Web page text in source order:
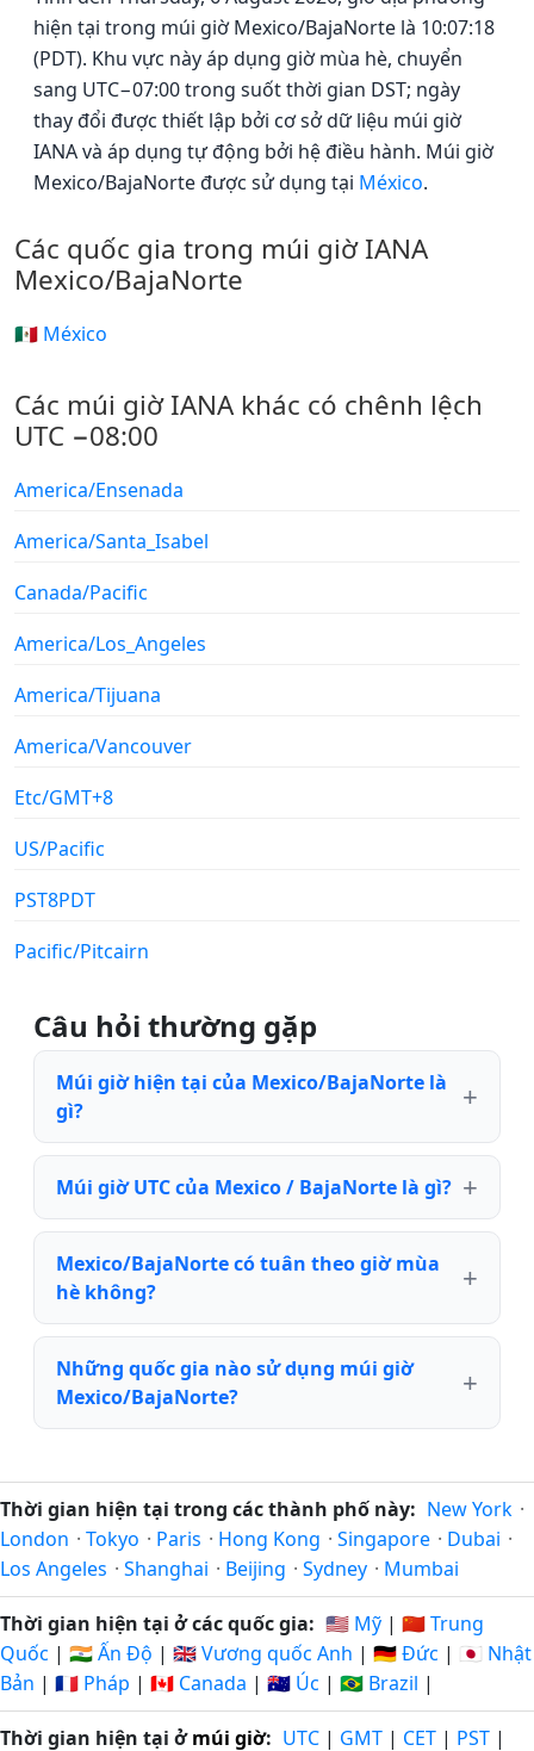
hiện tại trong múi giờ Mexico/BajaNorte là 10:07:18
(PDT). Khu vực này áp dụng giờ mùa hè, chuyển
sang UTC−07:00 trong suốt thời gian DST; ngày
thay đổi được thiết lập bởi cơ sở dữ liệu múi giờ
IANA và áp dụng tự động bởi hệ điều hành. Múi giờ
Mexico/BajaNorte được sử dụng tại México.
Các quốc gia trong múi giờ IANA
Mexico/BajaNorte
🇲🇽 México
Các múi giờ IANA khác có chênh lệch
UTC −08:00
America/Ensenada
America/Santa_Isabel
Canada/Pacific
America/Los_Angeles
America/Tijuana
America/Vancouver
Etc/GMT+8
US/Pacific
PST8PDT
Pacific/Pitcairn
Câu hỏi thường gặp
Múi giờ hiện tại của Mexico/BajaNorte là
gì?
Múi giờ UTC của Mexico / BajaNorte là gì?
Mexico/BajaNorte có tuân theo giờ mùa
hè không?
Những quốc gia nào sử dụng múi giờ
Mexico/BajaNorte?
Thời gian hiện tại trong các thành phố này: New York ·
London · Tokyo · Paris · Hong Kong · Singapore · Dubai ·
Los Angeles · Shanghai · Beijing · Sydney · Mumbai
Thời gian hiện tại ở các quốc gia: 🇺🇸 Mỹ | 🇨🇳 Trung
Quốc | 🇮🇳 Ấn Độ | 🇬🇧 Vương quốc Anh | 🇩🇪 Đức | 🇯🇵 Nhật
Bản | 🇫🇷 Pháp | 🇨🇦 Canada | 🇦🇺 Úc | 🇧🇷 Brazil |
Thời gian hiện tại ởmúi giờ: UTC | GMT | CET | PST |